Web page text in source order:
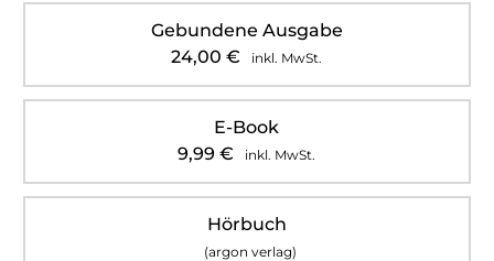
Gebundene Ausgabe
24,00€ inkl. MwSt.
E-Book
9,99€ inkl. MwSt.
Hörbuch
(argon verlag)